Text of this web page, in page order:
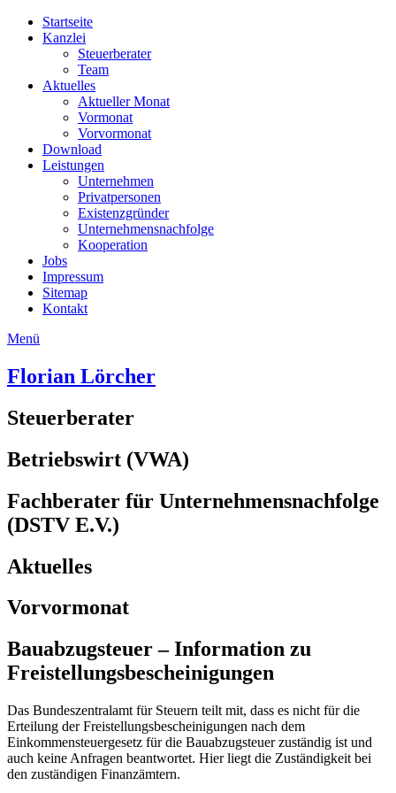
Startseite
Kanzlei
Steuerberater
Team
Aktuelles
Aktueller Monat
Vormonat
Vorvormonat
Download
Leistungen
Unternehmen
Privatpersonen
Existenzgründer
Unternehmensnachfolge
Kooperation
Jobs
Impressum
Sitemap
Kontakt
Menü
Florian Lörcher
Steuerberater
Betriebswirt (VWA)
Fachberater für Unternehmensnachfolge
(DSTV E.V.)
Aktuelles
Vorvormonat
Bauabzugsteuer – Information zu
Freistellungsbescheinigungen
Das Bundeszentralamt für Steuern teilt mit, dass es nicht für die
Erteilung der Freistellungsbescheinigungen nach dem
Einkommensteuergesetz für die Bauabzugsteuer zuständig ist und
auch keine Anfragen beantwortet. Hier liegt die Zuständigkeit bei
den zuständigen Finanzämtern.